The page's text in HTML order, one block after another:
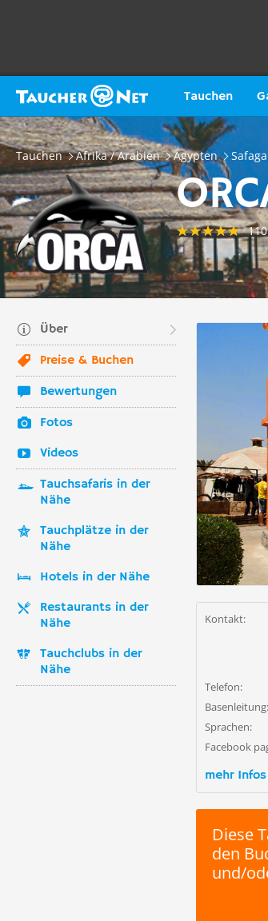
Tauchen
Tauchen Afrika / Arabien Ägypten Safaga
Über
Preise & Buchen
Bewertungen
Fotos
Videos
Tauchsafaris in der
Nähe
Tauchplätze in der
Nähe
Hotels in der Nähe
Restaurants in der
Nähe
Tauchclubs in der
Nähe
Kontakt:
Telefon:
Basenleitung:
Sprachen:
Facebook
mehr Infos
Diese
den
und/